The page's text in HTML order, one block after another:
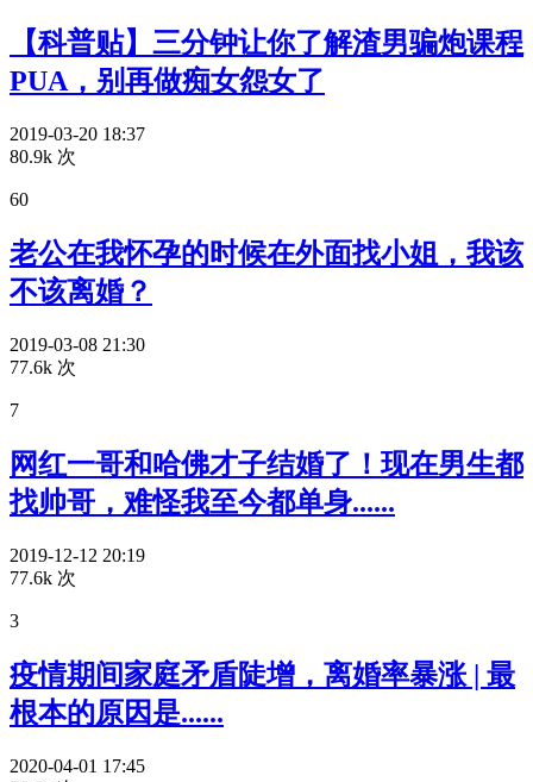
【科普贴】三分钟让你了解渣男骗炮课程
PUA，别再做痴女怨女了
2019-03-20 18:37
80.9k 次
60
老公在我怀孕的时候在外面找小姐，我该
不该离婚？
2019-03-08 21:30
77.6k 次
7
网红一哥和哈佛才子结婚了！现在男生都
找帅哥，难怪我至今都单身......
2019-12-12 20:19
77.6k 次
3
疫情期间家庭矛盾陡增，离婚率暴涨 | 最
根本的原因是......
2020-04-01 17:45